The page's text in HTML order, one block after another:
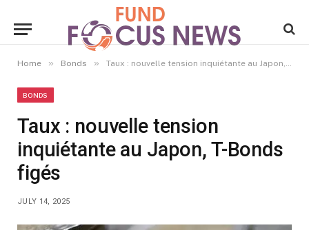
Home » Bonds » Taux : nouvelle tension inquiétante au Japon, T-Bonds figés
BONDS
Taux : nouvelle tension
inquiétante au Japon, T-Bonds
figés
JULY 14, 2025